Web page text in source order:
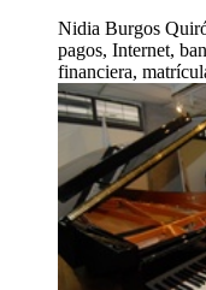
Nidia Burgos
pagos, Internet,
financiera,